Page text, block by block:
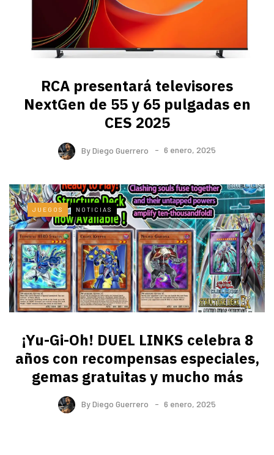
RCA presentará televisores
NextGen de 55 y 65 pulgadas en
CES 2025
ByDiego Guerrero 6 enero, 2025
JUEGOS NOTICIAS
¡Yu-Gi-Oh! DUEL LINKS celebra 8
años con recompensas especiales,
gemas gratuitas y mucho más
ByDiego Guerrero 6 enero, 2025